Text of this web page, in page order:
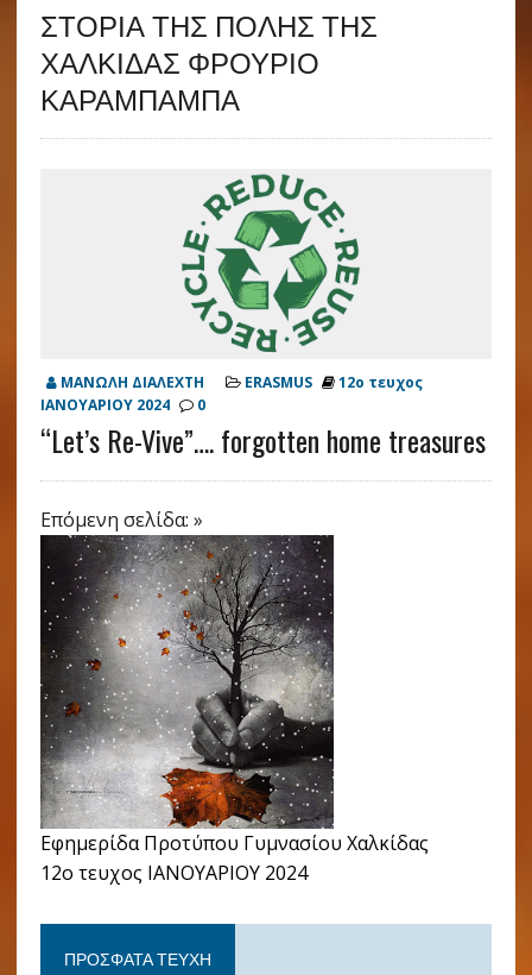
ΣΤΟΡΙΑ ΤΗΣ ΠΟΛΗΣ ΤΗΣ
ΧΑΛΚΙΔΑΣ ΦΡΟΥΡΙΟ
ΚΑΡΑΜΠΑΜΠΑ
ΜΑΝΩΛΗ ΔΙΑΛΕΧΤΗ ERASMUS
12ο τευχος
ΙΑΝΟΥΑΡΙΟΥ 2024
0
“Let’s Re-Vive”…. forgotten home treasures
Επόμενη σελίδα: »
Εφημερίδα Προτύπου Γυμνασίου Χαλκίδας
12ο τευχος ΙΑΝΟΥΑΡΙΟΥ 2024
ΠΡΌΣΦΑΤΑ ΤΕΎΧΗ